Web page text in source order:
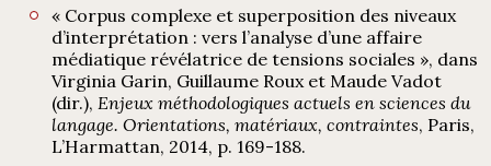
« Corpus complexe et superposition des niveaux
d’interprétation : vers l’analyse d’une affaire
médiatique révélatrice de tensions sociales », dans
Virginia Garin, Guillaume Roux et Maude Vadot
(dir.), Enjeux méthodologiques actuels en sciences du
langage. Orientations, matériaux, contraintes, Paris,
L’Harmattan, 2014, p. 169-188.